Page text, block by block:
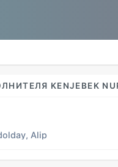
KENJEBEK
Alip